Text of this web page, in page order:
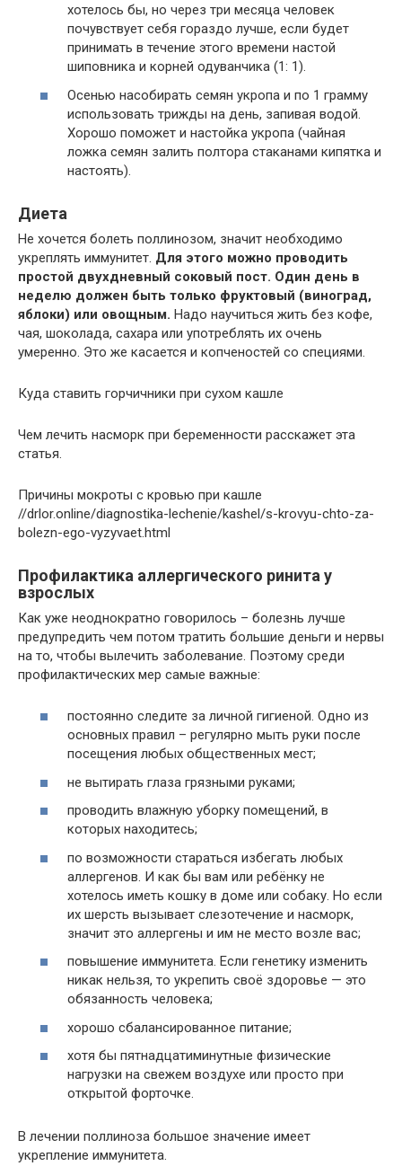
хотелось бы, но через три месяца человек
почувствует себя гораздо лучше, если будет
принимать в течение этого времени настой
шиповника и корней одуванчика (1: 1).
Осенью насобирать семян укропа и по 1 грамму
использовать трижды на день, запивая водой.
Хорошо поможет и настойка укропа (чайная
ложка семян залить полтора стаканами кипятка и
настоять).
Диета
Не хочется болеть поллинозом, значит необходимо
укреплять иммунитет. Для этого можно проводить
простой двухдневный соковый пост. Один день в
неделю должен быть только фруктовый (виноград,
яблоки) или овощным. Надо научиться жить без кофе,
чая, шоколада, сахара или употреблять их очень
умеренно. Это же касается и копченостей со специями.
Куда ставить горчичники при сухом кашле
Чем лечить насморк при беременности расскажет эта
статья.
Причины мокроты с кровью при кашле
//drlor.online/diagnostika-lechenie/kashel/s-krovyu-chto-za-
bolezn-ego-vyzyvaet.html
Профилактика аллергического ринита у
взрослых
Как уже неоднократно говорилось – болезнь лучше
предупредить чем потом тратить большие деньги и нервы
на то, чтобы вылечить заболевание. Поэтому среди
профилактических мер самые важные:
постоянно следите за личной гигиеной. Одно из
основных правил – регулярно мыть руки после
посещения любых общественных мест;
не вытирать глаза грязными руками;
проводить влажную уборку помещений, в
которых находитесь;
по возможности стараться избегать любых
аллергенов. И как бы вам или ребёнку не
хотелось иметь кошку в доме или собаку. Но если
их шерсть вызывает слезотечение и насморк,
значит это аллергены и им не место возле вас;
повышение иммунитета. Если генетику изменить
никак нельзя, то укрепить своё здоровье — это
обязанность человека;
хорошо сбалансированное питание;
хотя бы пятнадцатиминутные физические
нагрузки на свежем воздухе или просто при
открытой форточке.
В лечении поллиноза большое значение имеет
укрепление иммунитета.